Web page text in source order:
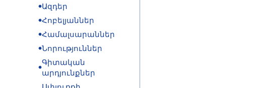
Ազդեր
Հոբելյաններ
Համալսարաններ
Նորություններ
Գիտական
արդյունքներ